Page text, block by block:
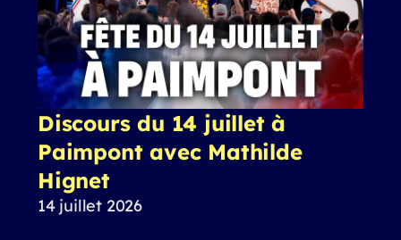
Discours du 14 juillet à
Paimpont avec Mathilde
Hignet
14 juillet 2026